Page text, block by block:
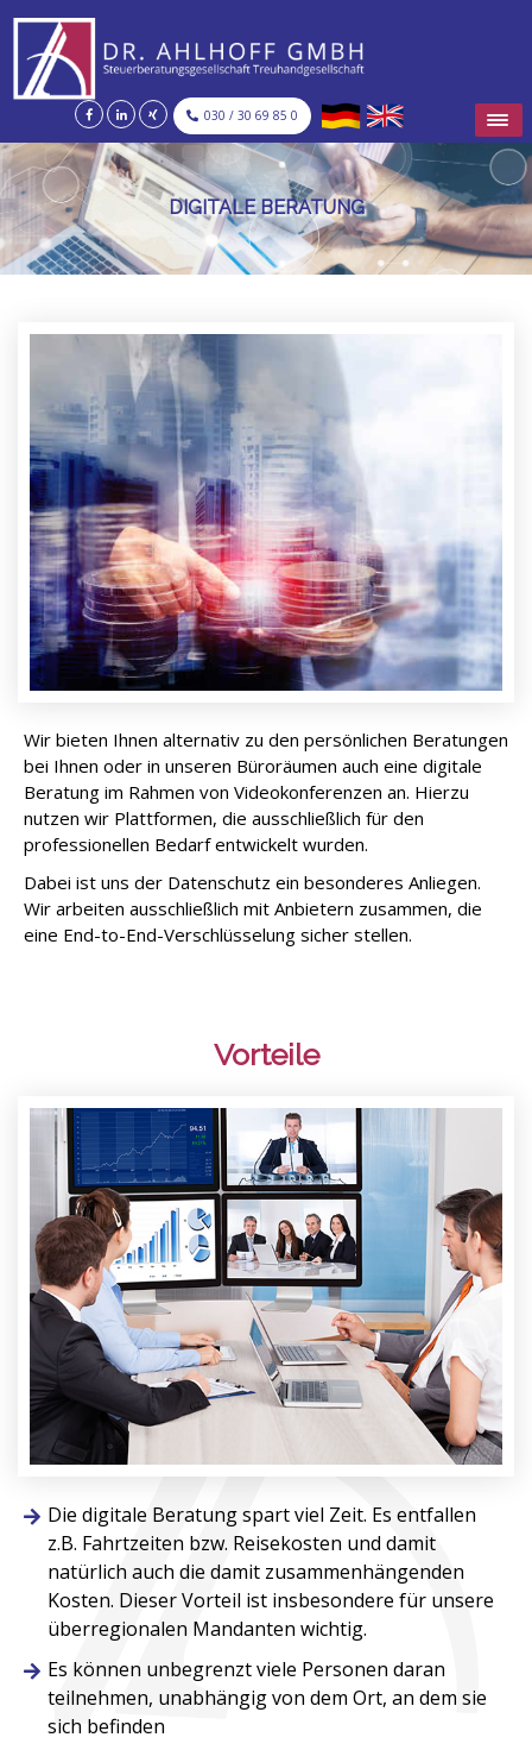
030 / 30 69 85 0
DIGITALE BERATUNG
Wir bieten Ihnen alternativ zu den persönlichen Beratungen
bei Ihnen oder in unseren Büroräumen auch eine digitale
Beratung im Rahmen von Videokonferenzen an. Hierzu
nutzen wir Plattformen, die ausschließlich für den
professionellen Bedarf entwickelt wurden.
Dabei ist uns der Datenschutz ein besonderes Anliegen.
Wir arbeiten ausschließlich mit Anbietern zusammen, die
eine End-to-End-Verschlüsselung sicher stellen.
Vorteile
Die digitale Beratung spart viel Zeit. Es entfallen
z.B. Fahrtzeiten bzw. Reisekosten und damit
natürlich auch die damit zusammenhängenden
Kosten. Dieser Vorteil ist insbesondere für unsere
überregionalen Mandanten wichtig.
Es können unbegrenzt viele Personen daran
teilnehmen, unabhängig von dem Ort, an dem sie
sich befinden